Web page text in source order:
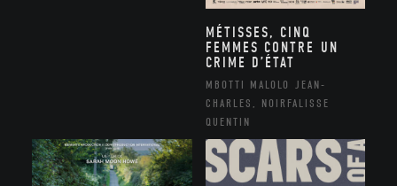
MÉTISSES, CINQ
FEMMES CONTRE UN
CRIME D’ÉTAT
MBOTTI MALOLO JEAN-
CHARLES, NOIRFALISSE
QUENTIN